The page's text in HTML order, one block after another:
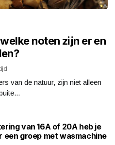
noten zijn er en
van de natuur, zijn niet alleen
van 16A of 20A heb je
een groep met wasmachine